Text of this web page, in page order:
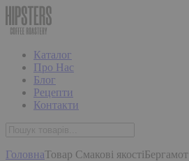
Каталог
Про Нас
Блог
Рецепти
Контакти
ГоловнаТовар Смакові якостіБергамот